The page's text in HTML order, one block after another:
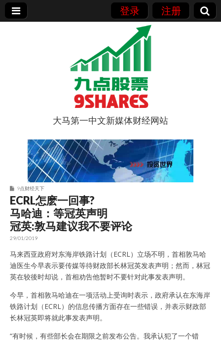
登录 注册
9点股票
大马第一中文新媒体财经网站
9点财经天下
ECRL怎麽一回事?
马哈迪：等冠英声明
冠英:敦马建议我不要评论
29/01/2019
马来西亚政府对东海岸铁路计划（ECRL）立场不明，首相敦马哈
迪医生今早表示要传媒等待财政部长林冠英发表声明；然而，林冠
英在较後时却说，首相劝告他暂时不要针对此事发表声明。
今早，首相敦马哈迪在一项活动上受询时表示，政府承认在东海岸
铁路计划（ECRL）的信息传播方面存在一些错误，并表示财政部
长林冠英即将就此事发表声明。
“有时候，有些部长会在期限之前发布公告。我承认犯了一个错